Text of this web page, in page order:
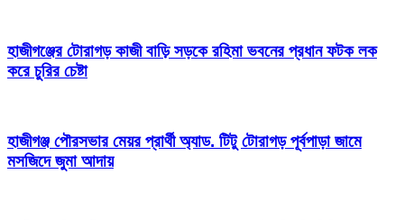
হাজীগঞ্জের টোরাগড় কাজী বাড়ি সড়কে রহিমা ভবনের প্রধান ফটক লক
করে চুরির চেষ্টা
হাজীগঞ্জ পৌরসভার মেয়র প্রার্থী অ্যাড. টিটু টোরাগড় পূর্বপাড়া জামে
মসজিদে জুমা আদায়